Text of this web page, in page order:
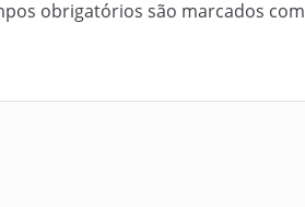
obrigatórios são marcados com